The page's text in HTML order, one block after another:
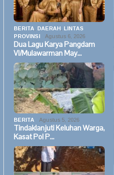
BERITA DAERAH LINTAS
PROVINSI
Agustus 6, 2026
Dua Lagu Karya Pangdam
VI/Mulawarman May…
BERITA Agustus 5, 2026
Tindaklanjuti Keluhan Warga,
Kasat Pol P…